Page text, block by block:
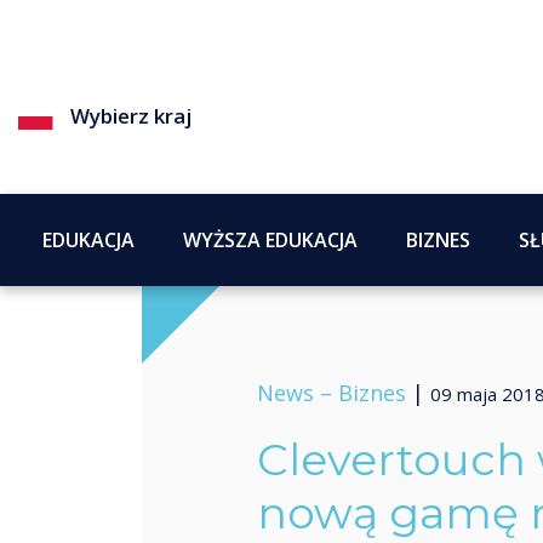
Wybierz kraj
EDUKACJA WYŻSZA EDUKACJA BIZNES
News – Biznes | 09 maja 2018
Clevertouch
nową gamę